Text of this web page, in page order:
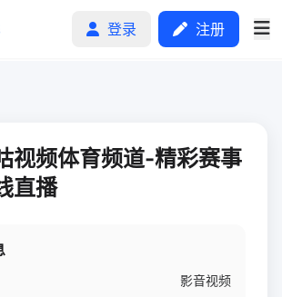
登录 注册
视频体育频道-精彩赛事
直播
影音视频